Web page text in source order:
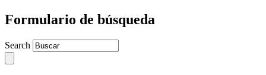
Formulario de búsqueda
Search